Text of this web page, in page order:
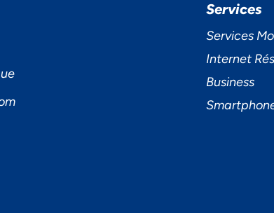
Services
Services
Internet
Business